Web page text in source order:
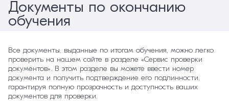
Документы по окончанию
обучения
Все документы, выданные по итогам обучения, можно легко
проверить на нашем сайте в разделе «Сервис проверки
документов». В этом разделе вы можете ввести номер
документа и получить подтверждение его подлинности,
гарантируя полную прозрачность и доступность ваших
документов для проверки.